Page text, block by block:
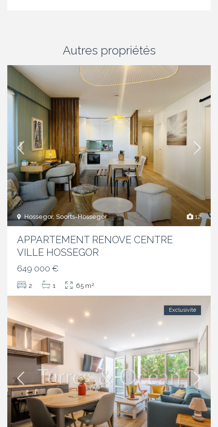
Autres propriétés
12
Hossegor, Soorts-Hossegor
APPARTEMENT RENOVE CENTRE
VILLE HOSSEGOR
649 000 €
2 1 65 m2
Exclusivité